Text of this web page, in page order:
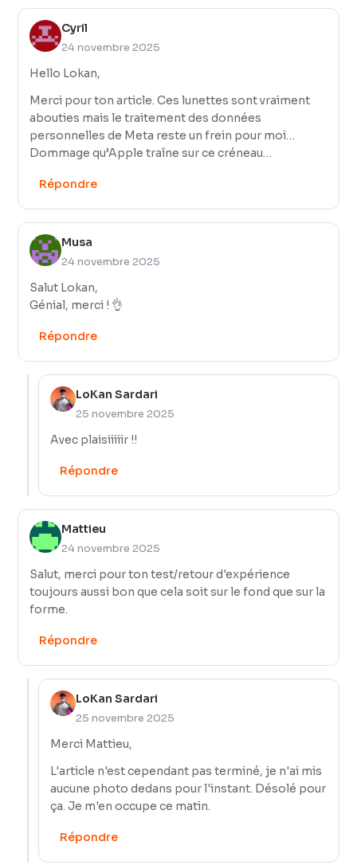
Cyril
24 novembre 2025
Hello Lokan,
Merci pour ton article. Ces lunettes sont vraiment
abouties mais le traitement des données
personnelles de Meta reste un frein pour moi…
Dommage qu’Apple traîne sur ce créneau…
Répondre
Musa
24 novembre 2025
Salut Lokan,
Génial, merci ! 👌
Répondre
LoKan Sardari
25 novembre 2025
Avec plaisiiiiir !!
Répondre
Mattieu
24 novembre 2025
Salut, merci pour ton test/retour d'expérience
toujours aussi bon que cela soit sur le fond que sur la
forme.
Répondre
LoKan Sardari
25 novembre 2025
Merci Mattieu,
L'article n'est cependant pas terminé, je n'ai mis
aucune photo dedans pour l'instant. Désolé pour
ça. Je m'en occupe ce matin.
Répondre